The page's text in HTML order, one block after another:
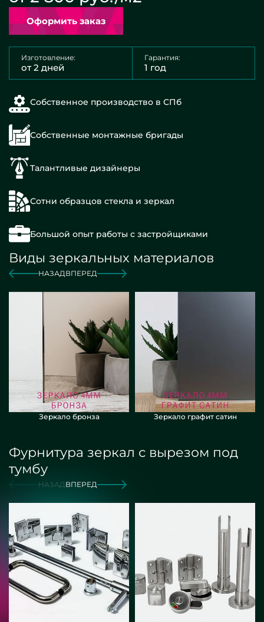
Оформить заказ
Изготовление:
от 2 дней
Гарантия:
1 год
Собственное производство в СПб
Собственные монтажные бригады
Талантливые дизайнеры
Сотни образцов стекла и зеркал
Большой опыт работы с застройщиками
Виды зеркальных материалов
НАЗАДВПЕРЕД
Зеркало бронза Зеркало графит сатин
Фурнитура зеркал с вырезом под
тумбу
НАЗАДВПЕРЕД